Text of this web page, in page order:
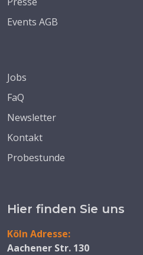
Events AGB
Jobs
FaQ
Newsletter
Kontakt
Probestunde
Hier finden Sie uns
Köln Adresse:
Aachener Str. 130